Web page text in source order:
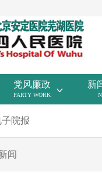
党风廉政
PARTY WORK
新
子院报
闻